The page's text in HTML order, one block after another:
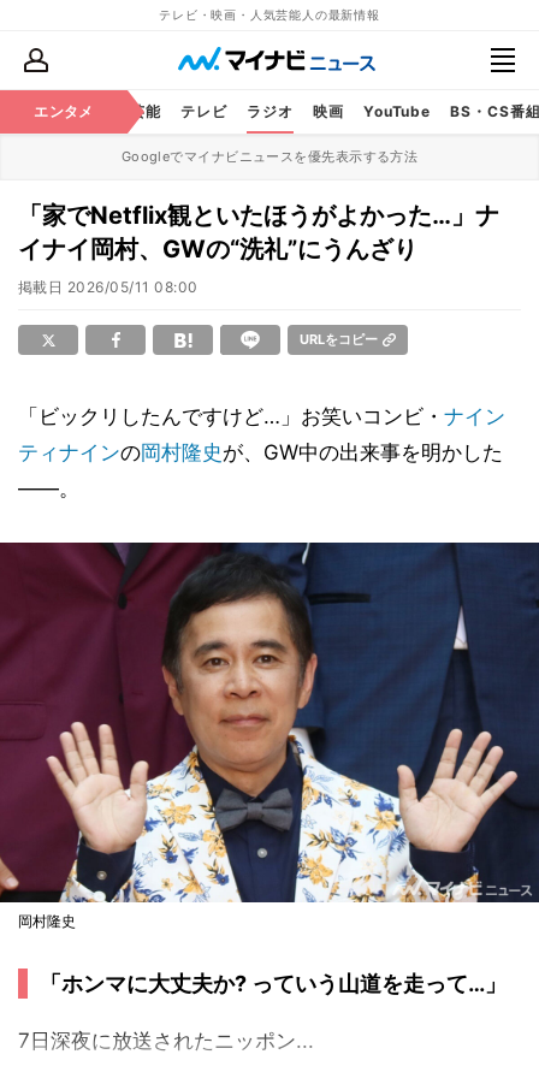
テレビ・映画・人気芸能人の最新情報
エンタメ 芸能 テレビ ラジオ 映画 YouTube BS・CS番
Googleでマイナビニュースを優先表示する方法
「家でNetflix観といたほうがよかった…」ナ
イナイ岡村、GWの“洗礼”にうんざり
掲載日 2026/05/11 08:00
URLをコピー
「ビックリしたんですけど…」お笑いコンビ・ ナイン
ティナインの岡村隆史が、GW中の出来事を明かした
――。
岡村隆史
「ホンマに大丈夫か? っていう山道を走って…」
7日深夜に放送されたニッポン...